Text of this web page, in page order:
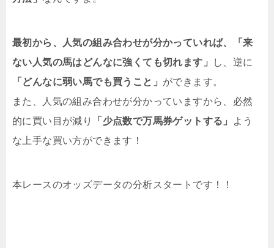
最初から、人気の組み合わせが分かっていれば、「来
ない人気の馬はどんなに強くても切れます」
し、逆に
「どんなに弱い馬でも買うこと」 ができます。
また、人気の組み合わせが分かっていますから、必然
的に買い目が減り
「少点数で万馬券ゲットする」
よう
な上手な買い方ができます！
本レースのオッズデータの分析スタートです！！